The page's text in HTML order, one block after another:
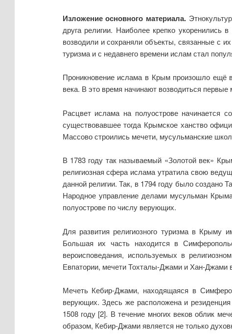
Изложение основного материала.
друга религии. Наиболее крепко
возводили и сохраняли объекты, связанные с
туризма и с недавнего времени ислам стал
Проникновение ислама в Крым произошло ещё
века. В это время начинают возводиться
Расцвет ислама на полуострове начинается
существовавшее тогда Крымское ханство
Массово строились мечети, мусульманские
В 1783 году так называемый «Золотой век»
религиозная сфера ислама утратила свою
данной религии. Так, в 1794 году было создано
Народное управление делами мусульман
полуострове по числу верующих.
Для развития религиозного туризма в Крыму
Большая их часть находится в
вероисповедания, используемых в
Евпатории, мечети Тохталы-Джами и Хан-
Мечеть Кебир-Джами, находящаяся в
верующих. Здесь же расположена и
1508 году [2]. В течение многих веков облик
образом, Кебир-Джами является не только